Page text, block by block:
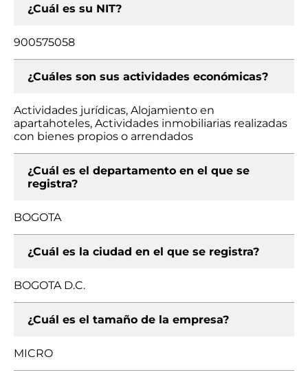
¿Cuál es su NIT?
900575058
¿Cuáles son sus actividades económicas?
Actividades jurídicas, Alojamiento en
apartahoteles, Actividades inmobiliarias realizadas
con bienes propios o arrendados
¿Cuál es el departamento en el que se
registra?
BOGOTA
¿Cuál es la ciudad en el que se registra?
BOGOTA D.C.
¿Cuál es el tamaño de la empresa?
MICRO